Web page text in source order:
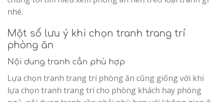
nhé.
Một số lưu ý khi chọn tranh trang trí
phòng ăn
Nội dung tranh cần phù hợp
Lựa chọn tranh trang trí phòng ăn cũng giống với khi
lựa chọn tranh trang trí cho phòng khách hay phòng